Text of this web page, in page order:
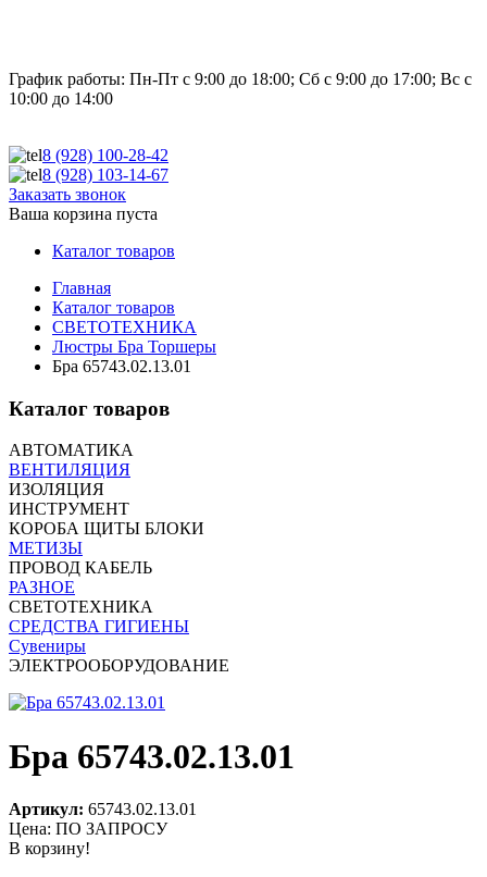
График работы: Пн-Пт с 9:00 до 18:00; Сб с 9:00 до 17:00; Вс с
10:00 до 14:00
8 (928) 100-28-42
8 (928) 103-14-67
Заказать звонок
Ваша корзина пуста
Каталог товаров
Главная
Каталог товаров
СВЕТОТЕХНИКА
Люстры Бра Торшеры
Бра 65743.02.13.01
Каталог товаров
АВТОМАТИКА
ВЕНТИЛЯЦИЯ
ИЗОЛЯЦИЯ
ИНСТРУМЕНТ
КОРОБА ЩИТЫ БЛОКИ
МЕТИЗЫ
ПРОВОД КАБЕЛЬ
РАЗНОЕ
СВЕТОТЕХНИКА
СРЕДСТВА ГИГИЕНЫ
Сувениры
ЭЛЕКТРООБОРУДОВАНИЕ
Бра 65743.02.13.01
Артикул: 65743.02.13.01
Цена: ПО ЗАПРОСУ
В корзину!